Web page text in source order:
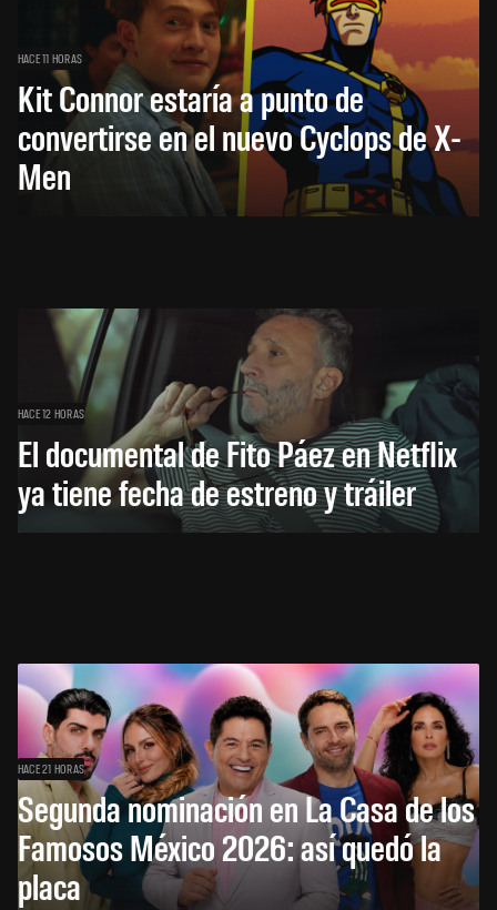
HACE 11 HORAS
Kit Connor estaría a punto de
convertirse en el nuevo Cyclops de X-
Men
HACE 12 HORAS
El documental de Fito Páez en Netflix
ya tiene fecha de estreno y tráiler
HACE 21 HORAS
Segunda nominación en La Casa de los
Famosos México 2026: así quedó la
placa